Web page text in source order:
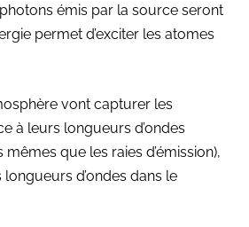
émis par la source seront
permet d’exciter les atomes
vont capturer les
à leurs longueurs d’ondes
que les raies d’émission),
d’ondes dans le